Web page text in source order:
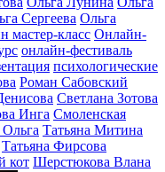
Сергеева Ольга
мастер-класс Онлайн-
онлайн-фестиваль
психологические
Роман Сабовский
Светлана Зотова
Инга Смоленская
Татьяна Митина
Татьяна Фирсова
кот Шерстюкова Влана